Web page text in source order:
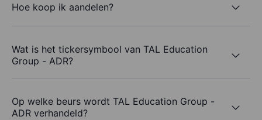
Hoe koop ik aandelen?
Wat is het tickersymbool van TAL Education
Group - ADR?
Op welke beurs wordt TAL Education Group -
ADR verhandeld?